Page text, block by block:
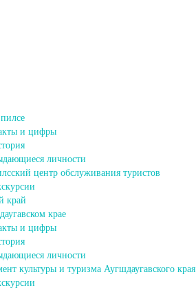
и цифры
личности
центр обслуживания туристов
край
крае
и цифры
личности
культуры и туризма Аугшдаугавского края